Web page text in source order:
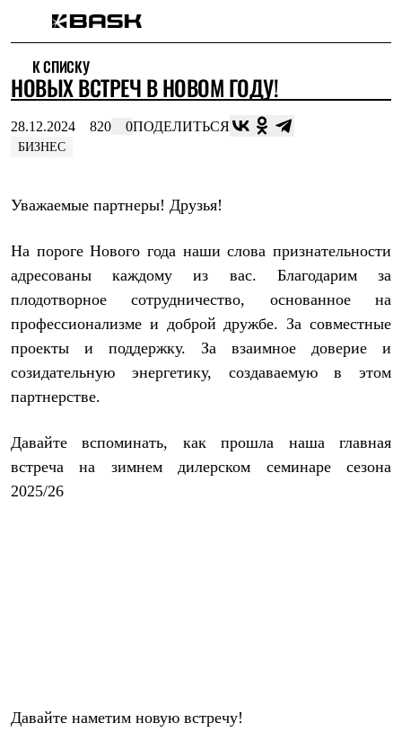
Интернет-магазин
Мужская одежда
Утепленная пухом
Куртки
Брюки
Жилеты
Куртки
Куртки
Брюки
Куртки
Брюки
Куртки
Брюки
Жилеты
Термобелье
Среднее термобелье
Лёгкая одежда
Футболки
Штормовая одежда
К СПИСКУ
НОВЫХ ВСТРЕЧ В НОВОМ ГОДУ!
28.12.2024 820 0ПОДЕЛИТЬСЯ
БИЗНЕС
Уважаемые партнеры! Друзья!
На пороге Нового года наши слова признательности
адресованы каждому из вас. Благодарим за
плодотворное сотрудничество, основанное на
профессионализме и доброй дружбе. За совместные
проекты и поддержку. За взаимное доверие и
созидательную энергетику, создаваемую в этом
партнерстве.
Давайте вспоминать, как прошла наша главная
встреча на зимнем дилерском семинаре сезона
2025/26
Давайте наметим новую встречу!